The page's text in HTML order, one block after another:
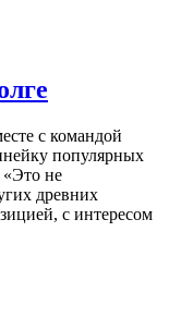
с командой
популярных
«Это не
древних
с интересом